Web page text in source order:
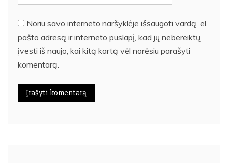
Noriu savo interneto naršyklėje išsaugoti vardą, el.
pašto adresą ir interneto puslapį, kad jų nebereiktų
įvesti iš naujo, kai kitą kartą vėl norėsiu parašyti
komentarą.